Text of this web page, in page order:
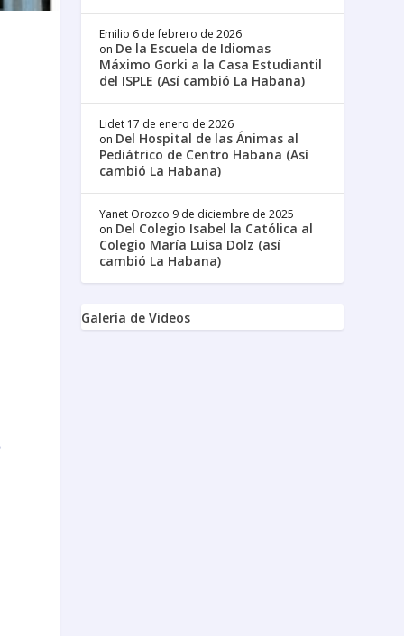
Emilio 6 de febrero de 2026
on De la Escuela de Idiomas
Máximo Gorki a la Casa Estudiantil
del ISPLE (Así cambió La Habana)
Lidet 17 de enero de 2026
on Del Hospital de las Ánimas al
Pediátrico de Centro Habana (Así
cambió La Habana)
Yanet Orozco 9 de diciembre de 2025
on Del Colegio Isabel la Católica al
Colegio María Luisa Dolz (así
cambió La Habana)
Galería de Videos